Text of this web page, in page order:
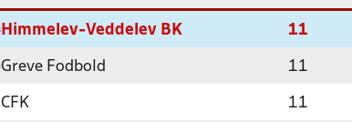
Himmelev-Veddelev BK 11
Greve Fodbold 11
CFK 11